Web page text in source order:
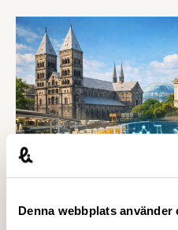
Denna webbplats använder
en motståndskraftig
båda syftar till att bana
stärker Sveriges